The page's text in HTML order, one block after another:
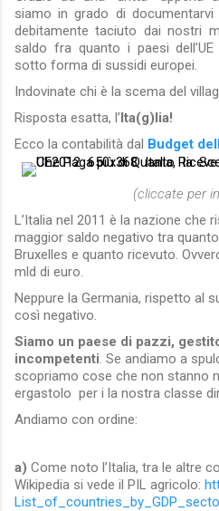
siamo in grado di
debitamente taciuto dai nostri
saldo fra quanto i paesi
sotto forma di sussidi europei.
Indovinate chi è la scema del
Risposta esatta, l’Ita(g)lia!
Ecco la contabilità dal Budget
(cliccate per
L’Italia nel 2011 è la nazione che
maggior saldo negativo tra
Bruxelles e quanto ricevuto.
mld di euro.
Neppure la Germania, rispetto al
così negativo.
Siamo un paese di pazzi,
incompetenti . Se andiamo a
scopriamo cose che non stanno
ergastolo per i la nostra classe
Andiamo con ordine:
a) Come noto l’Italia, tra le altre
Wikipedia si vede il PIL agricolo:
List_of_countries_by_GDP_